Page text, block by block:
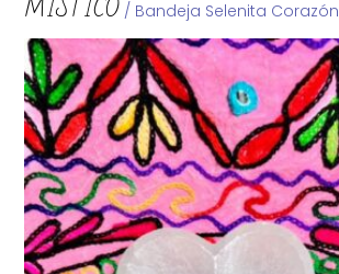
MÍSTICO / Bandeja Selenita Corazón